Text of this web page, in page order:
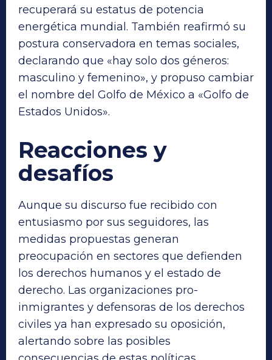
recuperará su estatus de potencia
energética mundial. También reafirmó su
postura conservadora en temas sociales,
declarando que «hay solo dos géneros:
masculino y femenino», y propuso cambiar
el nombre del Golfo de México a «Golfo de
Estados Unidos».
Reacciones y
desafíos
Aunque su discurso fue recibido con
entusiasmo por sus seguidores, las
medidas propuestas generan
preocupación en sectores que defienden
los derechos humanos y el estado de
derecho. Las organizaciones pro-
inmigrantes y defensoras de los derechos
civiles ya han expresado su oposición,
alertando sobre las posibles